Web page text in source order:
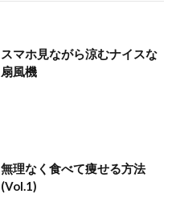
スマホ見ながら涼むナイスな
扇風機
無理なく食べて痩せる方法
(Vol.1)